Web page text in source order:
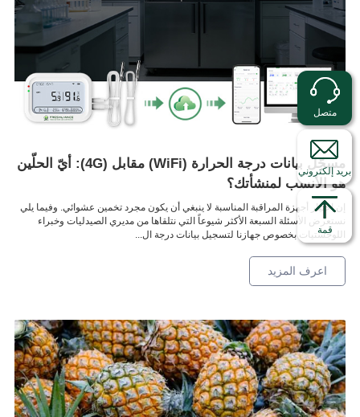
مسجّل بيانات درجة الحرارة (WiFi) مقابل (4G): أيّ الحلّين
هو الأنسب لمنشأتك؟
إن اختيار أجهزة المراقبة المناسبة لا ينبغي أن يكون مجرد تخمين عشوائي. وفيما يلي
نستعرض الأسئلة السبعة الأكثر شيوعاً التي نتلقاها من مديري الصيدليات وخبراء
اللوجستيات بخصوص جهازنا لتسجيل بيانات درجة ال...
اعرف المزيد
متصل
بريد إلكتروني
قمة